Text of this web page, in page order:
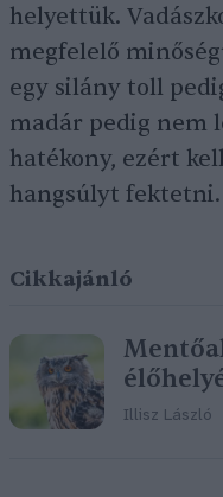
helyettük.
megfelelő
egy silány toll
madár pedig nem
hatékony, ezért
hangsúlyt fektetni.
Cikkajánló
Illisz László